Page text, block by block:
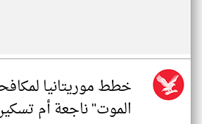
خطط موريتانيا
الموت" ناجعة أم